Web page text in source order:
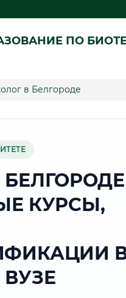
ПО
в Белгороде
КУРСЫ,